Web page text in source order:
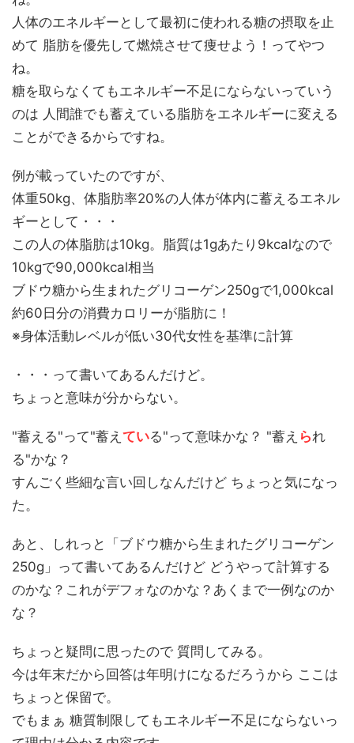
人体のエネルギーとして最初に使われる糖の摂取を止
めて 脂肪を優先して燃焼させて痩せよう！ってやつ
ね。
糖を取らなくてもエネルギー不足にならないっていう
のは 人間誰でも蓄えている脂肪をエネルギーに変える
ことができるからですね。
例が載っていたのですが、
体重50kg、体脂肪率20%の人体が体内に蓄えるエネル
ギーとして・・・
この人の体脂肪は10kg。脂質は1gあたり9kcalなので
10kgで90,000kcal相当
ブドウ糖から生まれたグリコーゲン250gで1,000kcal
約60日分の消費カロリーが脂肪に！
※身体活動レベルが低い30代女性を基準に計算
・・・って書いてあるんだけど。
ちょっと意味が分からない。
"蓄える"って"蓄え ている"って意味かな？ "蓄え られ
る"かな？
すんごく些細な言い回しなんだけど ちょっと気になっ
た。
あと、しれっと「ブドウ糖から生まれたグリコーゲン
250g」って書いてあるんだけど どうやって計算する
のかな？これがデフォなのかな？あくまで一例なのか
な？
ちょっと疑問に思ったので 質問してみる。
今は年末だから回答は年明けになるだろうから ここは
ちょっと保留で。
でもまぁ 糖質制限してもエネルギー不足にならないっ